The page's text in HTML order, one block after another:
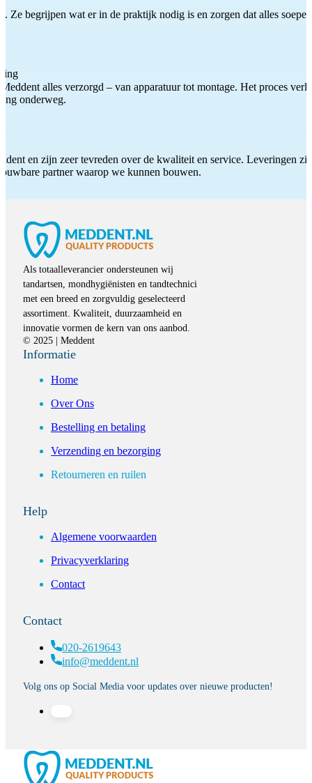
Ze begrijpen wat er in de praktijk nodig is en zorgen dat alles
alles verzorgd – van apparatuur tot montage. Het proces
onderweg.
en zijn zeer tevreden over de kwaliteit en service. Leveringen
partner waarop we kunnen bouwen.
Als totaalleverancier ondersteunen wij
tandartsen, mondhygiënisten en tandtechnici
met een breed en zorgvuldig geselecteerd
assortiment. Kwaliteit, duurzaamheid en
innovatie vormen de kern van ons aanbod.
© 2025 | Meddent
Informatie
Home
Over Ons
Bestelling en betaling
Verzending en bezorging
Retourneren en ruilen
Help
Algemene voorwaarden
Privacyverklaring
Contact
Contact
020-2619643
info@meddent.nl
Volg ons op Social Media voor updates over nieuwe producten!